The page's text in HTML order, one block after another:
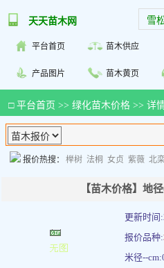
天天苗木网 雪
平台首页 苗木供应
产品图片 苗木黄页
□ 平台首页 >> 绿化苗木价格 >> 详
报价热搜： 榉树 法桐 女贞 紫薇 北
【苗木价格】地
更新时间
报价品种:
米径--